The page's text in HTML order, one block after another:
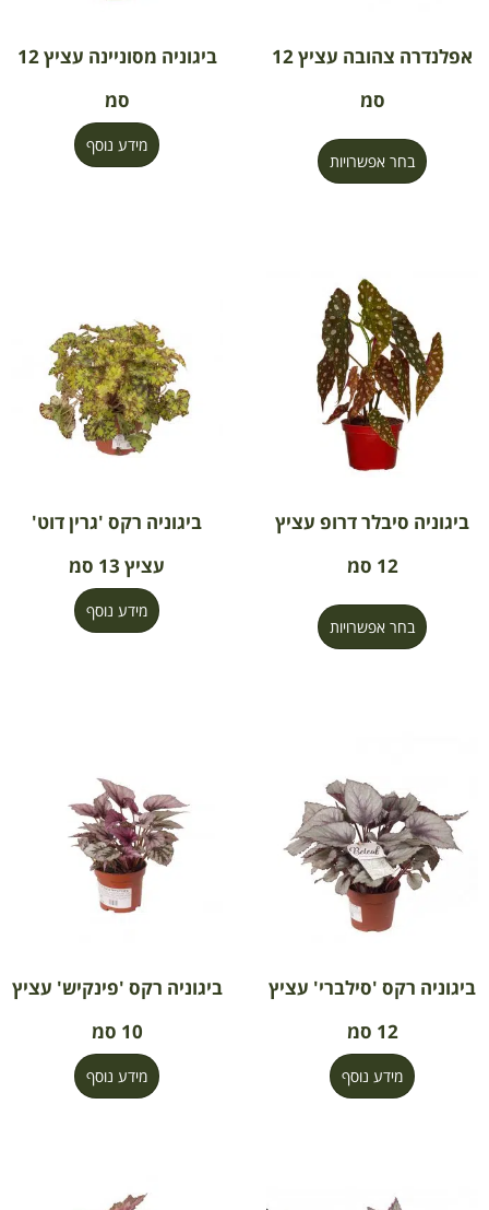
אפלנדרה צהובה עציץ 12
סמ
בחר אפשרויות
ביגוניה מסוניינה עציץ 12
סמ
מידע נוסף
ביגוניה סיבלר דרופ עציץ
12 סמ
בחר אפשרויות
ביגוניה רקס 'גרין דוט'
עציץ 13 סמ
מידע נוסף
ביגוניה רקס 'סילברי' עציץ
12 סמ
מידע נוסף
ביגוניה רקס 'פינקיש' עציץ
10 סמ
מידע נוסף